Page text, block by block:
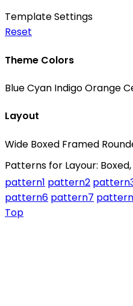
Template Settings
Reset
Theme Colors
BlueCyan IndigoOrange
Layout
Wide Boxed Framed
Patterns for Layour:
pattern1 pattern2
pattern6 pattern7
Top